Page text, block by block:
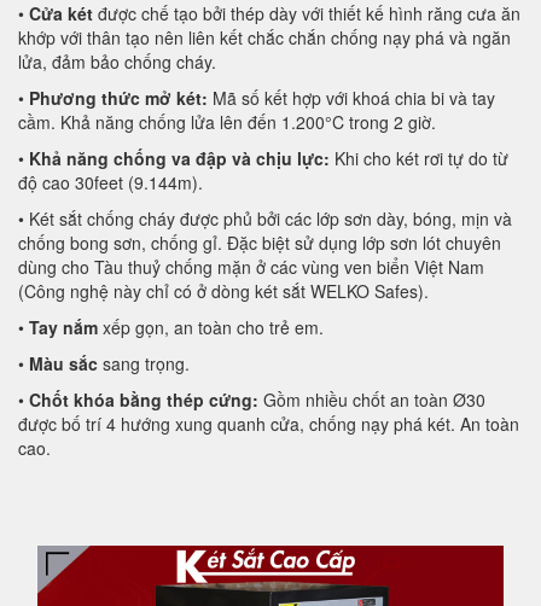
• Cửa két được chế tạo bởi thép dày với thiết kế hình răng cưa ăn
khớp với thân tạo nên liên kết chắc chắn chống nạy phá và ngăn
lửa, đảm bảo chống cháy.
• Phương thức mở két: Mã số kết hợp với khoá chia bi và tay
cầm. Khả năng chống lửa lên đến 1.200°C trong 2 giờ.
• Khả năng chống va đập và chịu lực: Khi cho két rơi tự do từ
độ cao 30feet (9.144m).
• Két sắt chống cháy được phủ bởi các lớp sơn dày, bóng, mịn và
chống bong sơn, chống gỉ. Đặc biệt sử dụng lớp sơn lót chuyên
dùng cho Tàu thuỷ chống mặn ở các vùng ven biển Việt Nam
(Công nghệ này chỉ có ở dòng két sắt WELKO Safes).
• Tay nắm xếp gọn, an toàn cho trẻ em.
• Màu sắc sang trọng.
• Chốt khóa bằng thép cứng: Gồm nhiều chốt an toàn Ø30
được bố trí 4 hướng xung quanh cửa, chống nạy phá két. An toàn
cao.